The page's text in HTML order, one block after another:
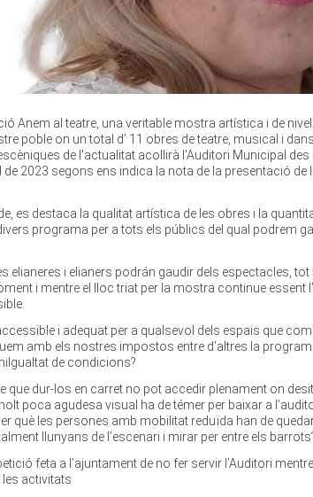
Anem al teatre, una veritable mostra artística i de nivell
poble on un total d’ 11 obres de teatre, musical i
de l'actualitat acollirà l'Auditori Municipal des
2023 segons ens indica la nota de la presentació de
es destaca la qualitat artística de les obres i la
programa per a tots els públics del qual podrem
elianeres i elianers podrán gaudir dels espectacles, tot
i mentre el lloc triat per la mostra continue essent
i adequat per a qualsevol dels espais que
amb els nostres impostos entre d’altres la
de condicions?
que dur-los en carret no pot accedir plenament on
poca agudesa visual ha de témer per baixar a
què les persones amb mobilitat reduïda han de
llunyans de l’escenari i mirar per entre els
feta a l’ajuntament de no fer servir l’Auditori
les activitats